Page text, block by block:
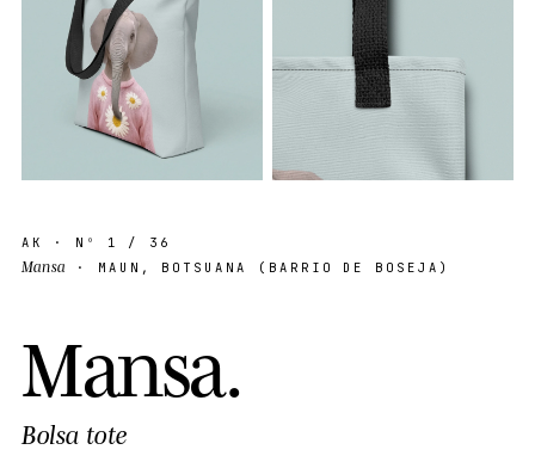
AK · Nº 1 / 36
Mansa · MAUN, BOTSUANA (BARRIO DE BOSEJA)
Mansa.
Bolsa tote